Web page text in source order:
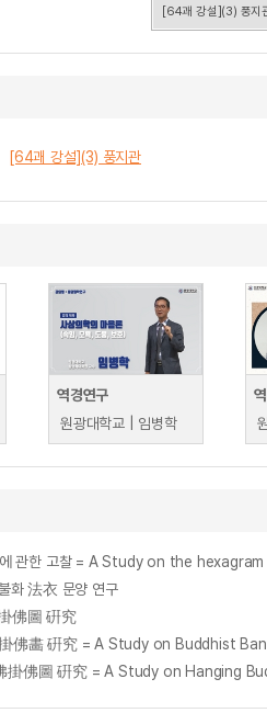
[64괘 강설](3) 풍지
[64괘 강설](3) 풍지관
역경연구
원광대학교 | 임병학
에 관한 고찰 = A Study on the
화 法衣 문양 연구
佛圖 硏究
佛畵 硏究 = A Study on Buddhist
掛佛圖 硏究 = A Study on Hanging